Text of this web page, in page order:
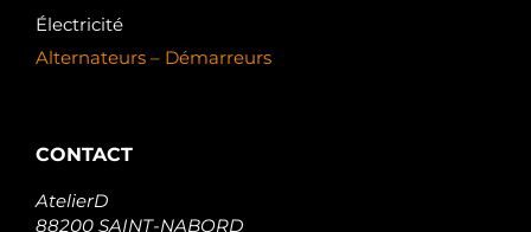
Électricité
Alternateurs – Démarreurs
CONTACT
AtelierD
88200 SAINT-NABORD